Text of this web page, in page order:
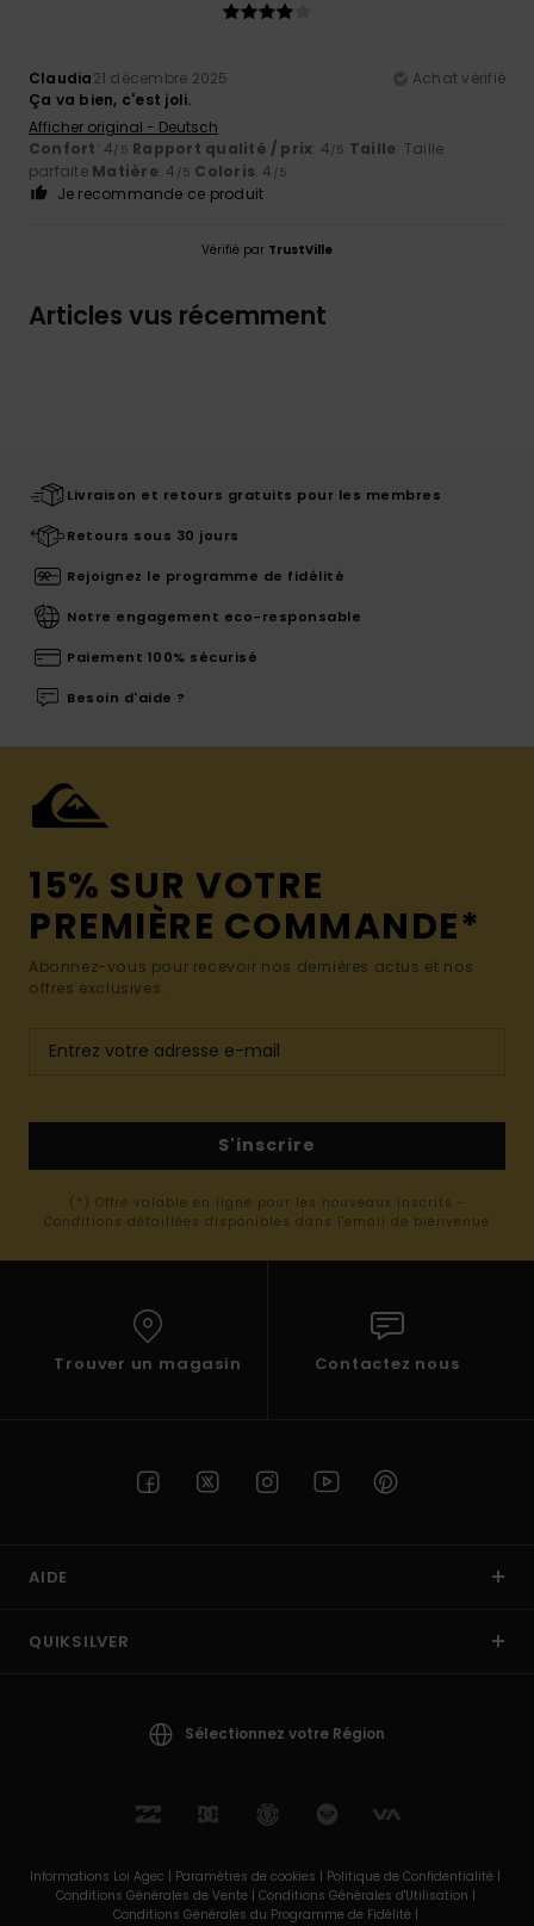
Claudia21 décembre 2025
Achat vérifié
Ça va bien, c'est joli.
Afficher original - Deutsch
Confort: 4/5 Rapport qualité / prix: 4/5 Taille: Taille
parfaite Matière: 4 /5 Coloris: 4 /5
Je recommande ce produit
Vérifié par TrustVille
Articles vus récemment
Livraison et retours gratuits pour les membres
Retours sous 30 jours
Rejoignez le programme de fidélité
Notre engagement eco-responsable
Paiement 100% sécurisé
Besoin d'aide ?
15% SUR VOTRE
PREMIÈRE COMMANDE*
Abonnez-vous pour recevoir nos dernières actus et nos
offres exclusives.
S'inscrire
(*) Offre valable en ligne pour les nouveaux inscrits -
Conditions détaillées disponibles dans l'email de bienvenue
Trouver un magasin Contactez nous
AIDE
QUIKSILVER
Sélectionnez votre Région
Informations Loi Agec | Paramètres de cookies | Politique de Confidentialité |
Conditions Générales de Vente | Conditions Générales d'Utilisation |
Conditions Générales du Programme de Fidélité |